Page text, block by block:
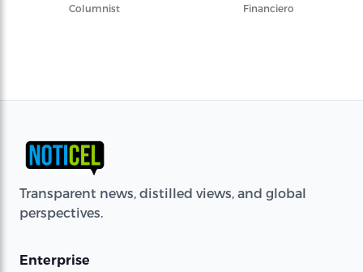
Columnist
Financiero
Transparent news, distilled views, and global
perspectives.
Enterprise